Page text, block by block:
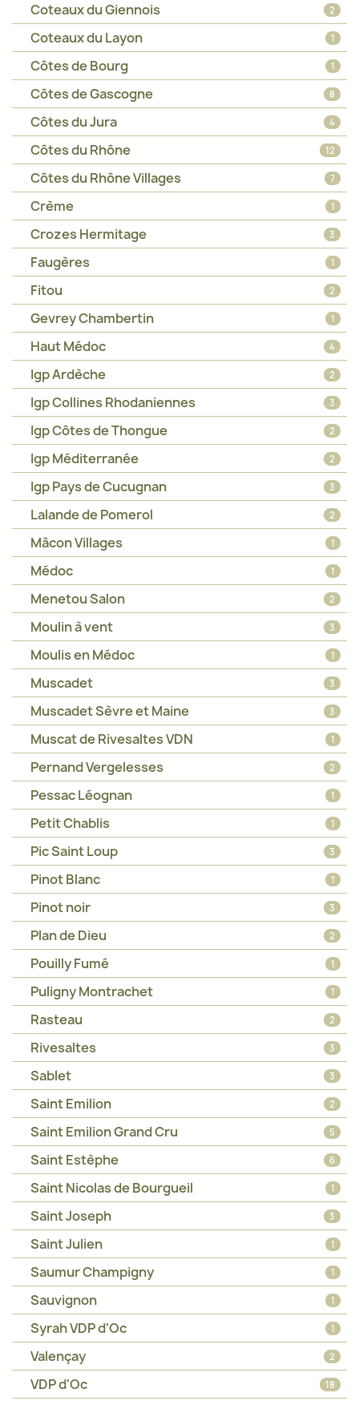
Coteaux du Giennois 2
Coteaux du Layon 1
Côtes de Bourg 1
Côtes de Gascogne 8
Côtes du Jura 4
Côtes du Rhône 12
Côtes du Rhône Villages 7
Crème 1
Crozes Hermitage 3
Faugères 1
Fitou 2
Gevrey Chambertin 1
Haut Médoc 4
Igp Ardèche 2
Igp Collines Rhodaniennes 3
Igp Côtes de Thongue 2
Igp Méditerranée 2
Igp Pays de Cucugnan 3
Lalande de Pomerol 2
Mâcon Villages 1
Médoc 1
Menetou Salon 2
Moulin à vent 3
Moulis en Médoc 1
Muscadet 3
Muscadet Sèvre et Maine 3
Muscat de Rivesaltes VDN 1
Pernand Vergelesses 2
Pessac Léognan 1
Petit Chablis 1
Pic Saint Loup 3
Pinot Blanc 1
Pinot noir 3
Plan de Dieu 2
Pouilly Fumé 1
Puligny Montrachet 1
Rasteau 2
Rivesaltes 3
Sablet 3
Saint Emilion 2
Saint Emilion Grand Cru 5
Saint Estèphe 6
Saint Nicolas de Bourgueil 1
Saint Joseph 3
Saint Julien 1
Saumur Champigny 1
Sauvignon 1
Syrah VDP d'Oc 1
Valençay 2
VDP d'Oc 18